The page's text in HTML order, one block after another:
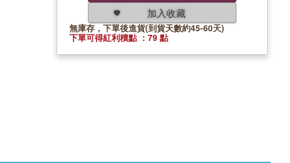
加入收藏
無庫存，下單後進貨(到貨天數約45-60天)
下單可得紅利積點 ：79 點